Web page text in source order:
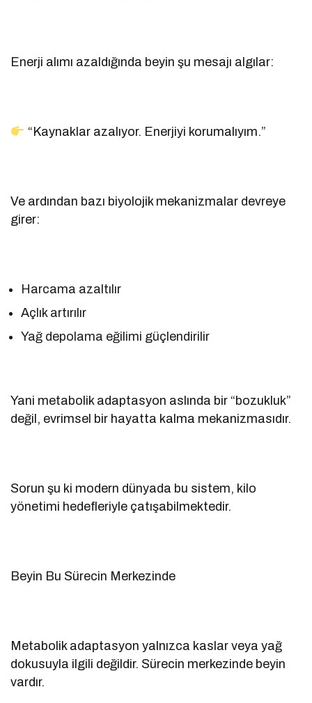
Enerji alımı azaldığında beyin şu mesajı algılar:
“Kaynaklar azalıyor. Enerjiyi korumalıyım.”
Ve ardından bazı biyolojik mekanizmalar devreye
girer:
Harcama azaltılır
Açlık artırılır
Yağ depolama eğilimi güçlendirilir
Yani metabolik adaptasyon aslında bir “bozukluk”
değil, evrimsel bir hayatta kalma mekanizmasıdır.
Sorun şu ki modern dünyada bu sistem, kilo
yönetimi hedefleriyle çatışabilmektedir.
Beyin Bu Sürecin Merkezinde
Metabolik adaptasyon yalnızca kaslar veya yağ
dokusuyla ilgili değildir. Sürecin merkezinde beyin
vardır.